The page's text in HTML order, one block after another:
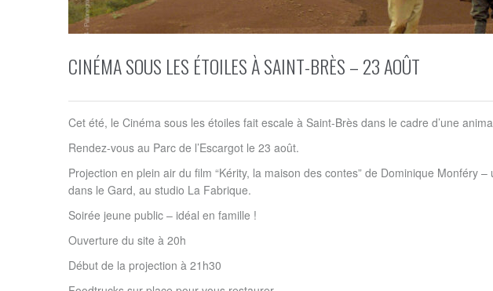
CINÉMA SOUS LES ÉTOILES À SAINT-BRÈS – 23 AOÛT
Cet été, le Cinéma sous les étoiles fait escale à Saint-Brès dans le cadre d’une
Rendez-vous au Parc de l’Escargot le 23 août.
Projection en plein air du film “Kérity, la maison des contes” de Dominique Monféry
dans le Gard, au studio La Fabrique.
Soirée jeune public – idéal en famille !
Ouverture du site à 20h
Début de la projection à 21h30